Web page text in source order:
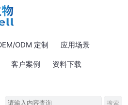
ODM 定制 应用场景
客户案例 资料下载